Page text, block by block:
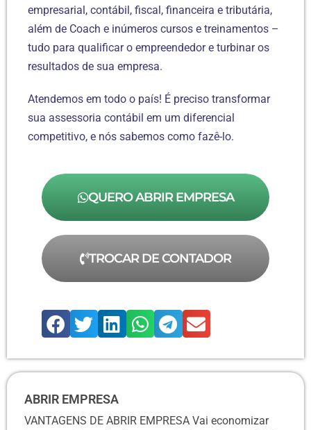
empresarial, contábil, fiscal, financeira e tributária,
além de Coach e inúmeros cursos e treinamentos –
tudo para qualificar o empreendedor e turbinar os
resultados de sua empresa.
Atendemos em todo o país! É preciso transformar
sua assessoria contábil em um diferencial
competitivo, e nós sabemos como fazê-lo.
QUERO ABRIR EMPRESA
TROCAR DE CONTADOR
ABRIR EMPRESA
VANTAGENS DE ABRIR EMPRESA Vai economizar